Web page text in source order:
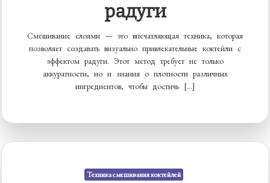
радуги
Смешивание слоями — это впечатляющая техника, которая
позволяет создавать визуально привлекательные коктейли с
эффектом радуги. Этот метод требует не только
аккуратности, но и знания о плотности различных
ингредиентов, чтобы достичь […]
Техника смешивания коктейлей